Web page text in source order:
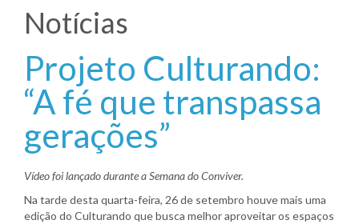
Notícias
Projeto Culturando:
“A fé que transpassa
gerações”
Vídeo foi lançado durante a Semana do Conviver.
Na tarde desta quarta-feira, 26 de setembro houve mais uma
edição do Culturando que busca melhor aproveitar os espaços